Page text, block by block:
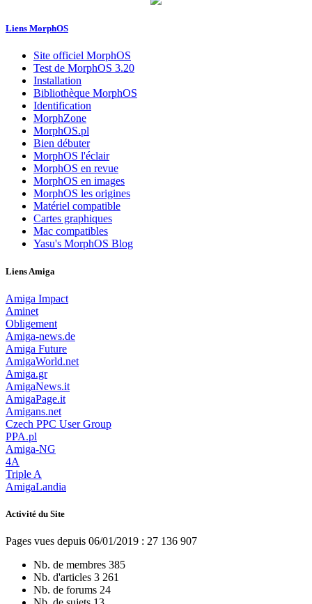
Liens MorphOS
Site officiel MorphOS
Test de MorphOS 3.20
Installation
Bibliothèque MorphOS
Identification
MorphZone
MorphOS.pl
Bien débuter
MorphOS l'éclair
MorphOS en revue
MorphOS en images
MorphOS les origines
Matériel compatible
Cartes graphiques
Mac compatibles
Yasu's MorphOS Blog
Liens Amiga
Amiga Impact
Aminet
Obligement
Amiga-news.de
Amiga Future
AmigaWorld.net
Amiga.gr
AmigaNews.it
AmigaPage.it
Amigans.net
Czech PPC User Group
PPA.pl
Amiga-NG
4A
Triple A
AmigaLandia
Activité du Site
Pages vues depuis 06/01/2019 : 27 136 907
Nb. de membres 385
Nb. d'articles 3 261
Nb. de forums 24